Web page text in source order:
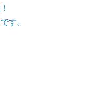
す。